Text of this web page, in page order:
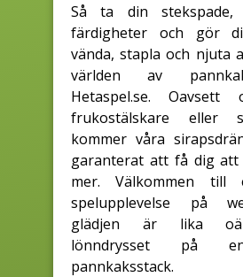
Så ta din stekspade,
färdigheter och gör
vända, stapla och njuta
världen av
Hetaspel.se.
frukostälskare eller
kommer våra
garanterat att få dig
mer. Välkommen till
spelupplevelse på
glädjen är lika
lönndrysset på
pannkaksstack.